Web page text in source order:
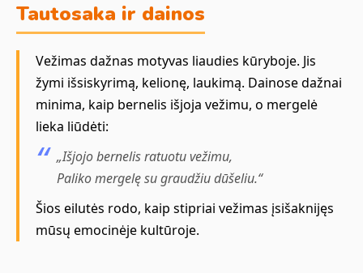
Tautosaka ir dainos
Vežimas dažnas motyvas liaudies kūryboje. Jis
žymi išsiskyrimą, kelionę, laukimą. Dainose dažnai
minima, kaip bernelis išjoja vežimu, o mergelė
lieka liūdėti:
„Išjojo bernelis ratuotu vežimu,
Paliko mergelę su graudžiu dūšeliu.“
Šios eilutės rodo, kaip stipriai vežimas įsišaknijęs
mūsų emocinėje kultūroje.